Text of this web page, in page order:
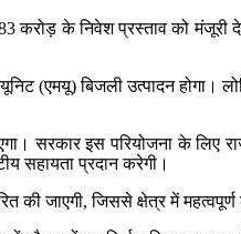
करोड़ के निवेश प्रस्‍ताव को
(एमयू) बिजली उत्पादन
सरकार इस परियोजना के लिए
सहायता प्रदान करेगी।
की जाएगी, जिससे क्षेत्र में